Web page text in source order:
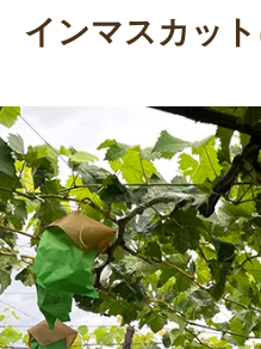
インマスカット